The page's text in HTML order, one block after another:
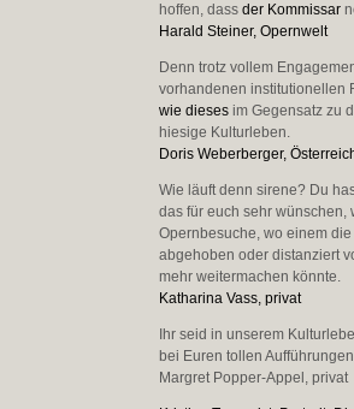
hoffen, dassder Kommissar
Harald Steiner, Opernwelt
Denn trotz vollem
vorhandenen institutionellen
wie dieses im Gegensatz zu
hiesige Kulturleben.
Doris Weberberger,
Wie läuft denn sirene? Du
das für euch sehr
Opernbesuche, wo einem
abgehoben oder distanziert
mehr weitermachen könnte.
Katharina Vass, privat
Ihr seid in unserem
bei Euren tollen
Margret Popper-Appel, privat